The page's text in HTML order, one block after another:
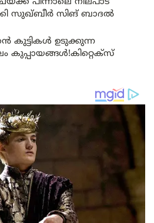
സുഖ്ബീർ സിങ് ബാദൽ
കുട്ടികൾ ഉടുക്കുന്ന
കുപ്പായങ്ങൾ!കിറ്റെക്സ്